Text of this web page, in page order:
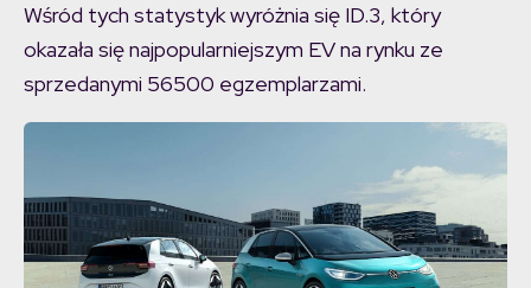
Wśród tych statystyk wyróżnia się ID.3, który
okazała się najpopularniejszym EV na rynku ze
sprzedanymi 56500 egzemplarzami.